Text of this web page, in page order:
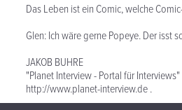
Das Leben ist ein Comic, welche
Glen: Ich wäre gerne Popeye. Der isst
JAKOB BUHRE
"Planet Interview - Portal für Interviews"
http://www.planet-interview.de .